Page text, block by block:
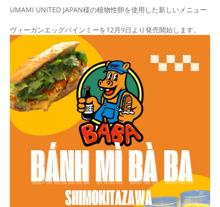
UMAMI UNITED JAPAN様の植物性卵を使用した新しいメニュー
ヴィーガンエッグバインミーを12月9日より発売開始します。